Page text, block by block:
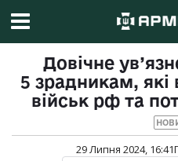
Довічне
5 зрадникам, які
військ рф та
29 Липня 2024, 16:41